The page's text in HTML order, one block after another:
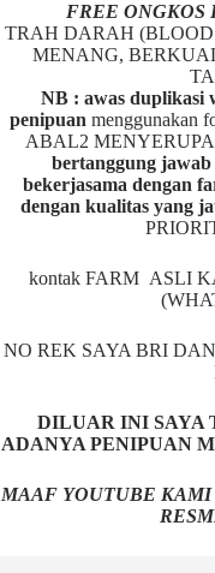
FREE ONGKOS
TRAH DARAH
MENANG,
NB : awas duplikasi
penipuan menggunakan
ABAL2
bertanggung
bekerjasama dengan
dengan kualitas yang
kontak FARM ASLI
NO REK SAYA BRI
DILUAR INI SAYA
ADANYA PENIPUAN
MAAF YOUTUBE